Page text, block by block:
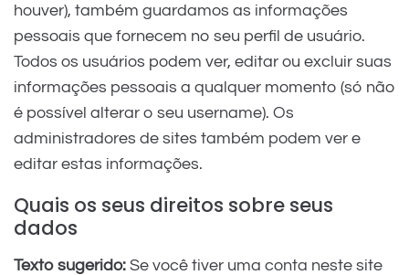
houver), também guardamos as informações
pessoais que fornecem no seu perfil de usuário.
Todos os usuários podem ver, editar ou excluir suas
informações pessoais a qualquer momento (só não
é possível alterar o seu username). Os
administradores de sites também podem ver e
editar estas informações.
Quais os seus direitos sobre seus
dados
Texto sugerido: Se você tiver uma conta neste site